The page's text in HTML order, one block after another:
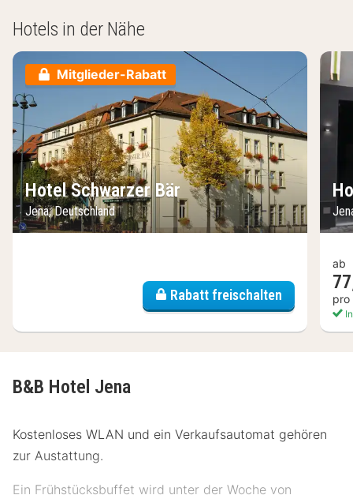
Hotels in der Nähe
Mitglieder-Rabatt
Hotel Schwarzer Bär
Jena, Deutschland
Rabatt freischalten
ab
pro
B&B Hotel Jena
Kostenloses WLAN und ein Verkaufsautomat gehören
zur Austattung.
Ein Frühstücksbuffet wird unter der Woche von